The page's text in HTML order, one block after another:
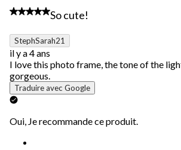
5 étoile(s) sur 5.
So cute!
StephSarah21
il y a 4 ans
I love this photo frame, the tone of the
gorgeous.
Traduire avec Google
Oui, Je recommande ce produit.